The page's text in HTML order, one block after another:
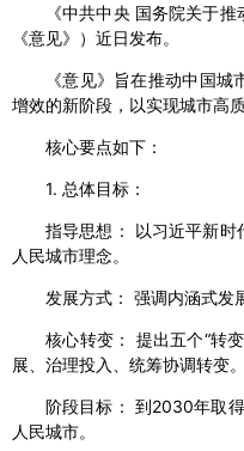
《中共中央 国务院关于
《意见》）近日发布。
《意见》旨在推动中国
增效的新阶段，以实现城市高
核心要点如下：
1. 总体目标：
指导思想： 以习近平新时
人民城市理念。
发展方式： 强调内涵式发
核心转变： 提出五个“转
展、治理投入、统筹协调转变。
阶段目标： 到2030年取
人民城市。